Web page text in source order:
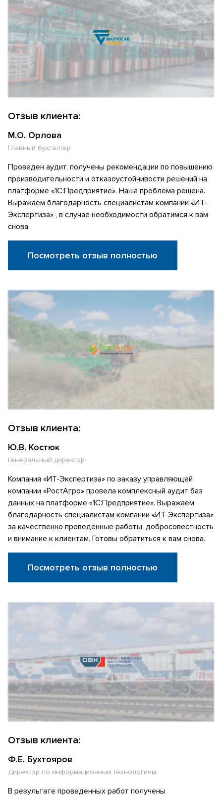
Отзыв клиента:
М.О. Орлова
Главный бухгалтер
Проведен аудит, получены рекомендации по повышению
производительности и отказоустойчивости решений на
платформе «1С:Предприятие». Наша проблема решена.
Выражаем благодарность специалистам компании «ИТ-
Экспертиза» , в случае необходимости обратимся к вам
снова.
Посмотреть отзыв полностью
Отзыв клиента:
Ю.В. Костюк
Генеральный директор
Компания «ИТ-Экспертиза» по заказу управляющей
компании «РостАгро» провела комплексный аудит баз
данных на платформе «1С:Предприятие». Выражаем
благодарность специалистам компании «ИТ-Экспертиза»
за качественно проведённые работы, добросовестность
и внимание к клиентам. Готовы обратиться к вам снова.
Посмотреть отзыв полностью
Отзыв клиента:
Ф.Е. Бухтояров
Директор по информационным технологиям
В результате проведенных работ получены